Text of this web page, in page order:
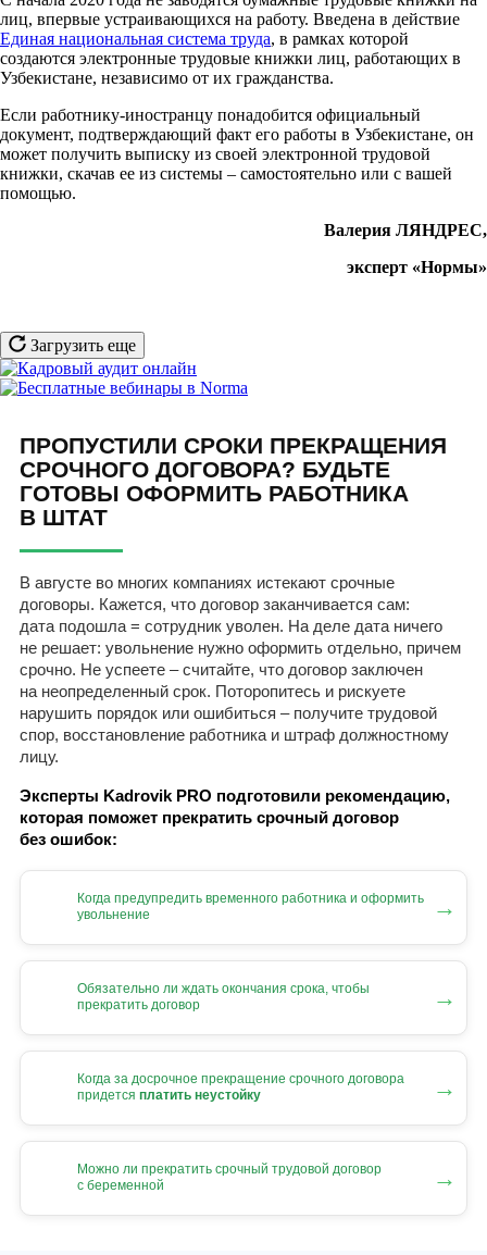
лиц, впервые устраивающихся на работу. Введена в действие
Единая национальная система труда, в рамках которой
создаются электронные трудовые книжки лиц, работающих в
Узбекистане, независимо от их гражданства.
Если работнику-иностранцу понадобится официальный
документ, подтверждающий факт его работы в Узбекистане, он
может получить выписку из своей электронной трудовой
книжки, скачав ее из системы – самостоятельно или с вашей
помощью.
Валерия ЛЯНДРЕС,
эксперт «Нормы»
Загрузить еще
ПРОПУСТИЛИ СРОКИ ПРЕКРАЩЕНИЯ
СРОЧНОГО ДОГОВОРА? БУДЬТЕ
ГОТОВЫ ОФОРМИТЬ РАБОТНИКА
В ШТАТ
В августе во многих компаниях истекают срочные
договоры. Кажется, что договор заканчивается сам:
дата подошла = сотрудник уволен. На деле дата ничего
не решает: увольнение нужно оформить отдельно, причем
срочно. Не успеете – считайте, что договор заключен
на неопределенный срок. Поторопитесь и рискуете
нарушить порядок или ошибиться – получите трудовой
спор, восстановление работника и штраф должностному
лицу.
Эксперты Kadrovik PRO подготовили рекомендацию,
которая поможет прекратить срочный договор
без ошибок:
Когда предупредить временного работника и оформить
увольнение
→
Обязательно ли ждать окончания срока, чтобы
прекратить договор
→
Когда за досрочное прекращение срочного договора
придется платить неустойку →
Можно ли прекратить срочный трудовой договор
с беременной
→